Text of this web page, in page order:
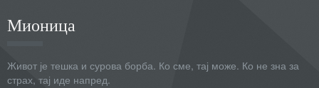
Мионица
Живот је тешка и сурова борба. Ко сме, тај може. Ко не зна за
страх, тај иде напред.